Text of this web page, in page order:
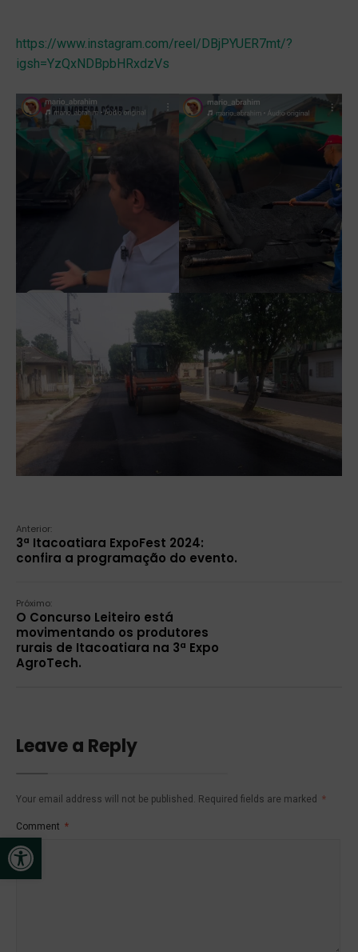
Open toolbar
https://www.instagram.com/reel/DBjPYUER7mt/?
igsh=YzQxNDBpbHRxdzVs
Anterior:
3ª Itacoatiara ExpoFest 2024:
confira a programação do evento.
Próximo:
O Concurso Leiteiro está
movimentando os produtores
rurais de Itacoatiara na 3ª Expo
AgroTech.
Leave a Reply
Your email address will not be published. Required fields are marked *
Comment *